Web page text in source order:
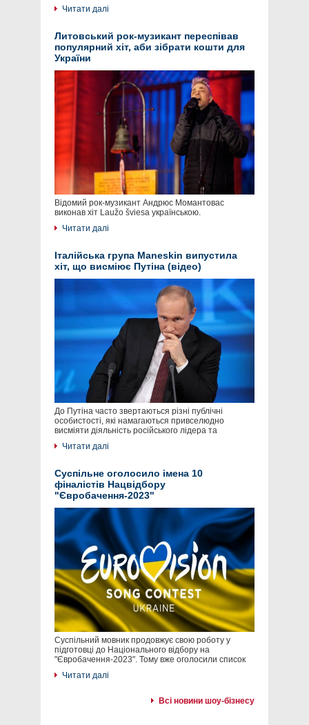
Читати далі
Литовський рок-музикант переспівав
популярний хіт, аби зібрати кошти для
України
Відомий рок-музикант Андрюс Момантовас
виконав хіт Laužo šviesa українською.
Читати далі
Італійська група Maneskin випустила
хіт, що висміює Путіна (відео)
До Путіна часто звертаються різні публічні
особистості, які намагаються привселюдно
висміяти діяльність російського лідера та
Читати далі
Суспільне оголосило імена 10
фіналістів Нацвідбору
"Євробачення-2023"
Суспільний мовник продовжує свою роботу у
підготовці до Національного відбору на
"Євробачення-2023". Тому вже оголосили список
Читати далі
Всі новини шоу-бізнесу